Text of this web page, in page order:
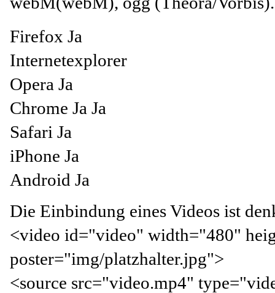
Firefox Ja
Internetexplorer
Opera Ja
Chrome Ja Ja
Safari Ja
iPhone Ja
Android Ja
Die Einbindung eines Videos ist
<video id="video" width="480"
poster="img/platzhalter.jpg">
<source src="video.mp4"